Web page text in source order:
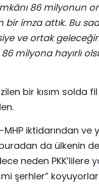
86 milyonun
bir imza attık. Bu
ve ortak
milyona hayırlı
bir kısım solda
iktidarından ve
da ülkenin
neden PKK’lilere
şerhler”